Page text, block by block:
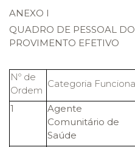
ANEXO I
QUADRO DE PESSOAL
PROVIMENTO EFETIVO
Nº de
Ordem
Categoria
1
Agente
Comunitário de
Saúde